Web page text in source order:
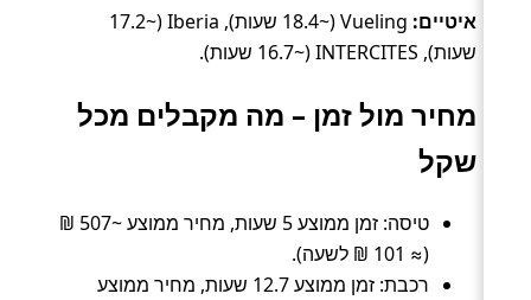
איטיים:
Vueling (~18.4 שעות), Iberia (~17.2
שעות), INTERCITES (~16.7 שעות).
מחיר מול זמן – מה מקבלים מכל
שקל
טיסה: זמן ממוצע 5 שעות, מחיר ממוצע ~507 ₪
(≈ 101 ₪ לשעה).
רכבת: זמן ממוצע 12.7 שעות, מחיר ממוצע